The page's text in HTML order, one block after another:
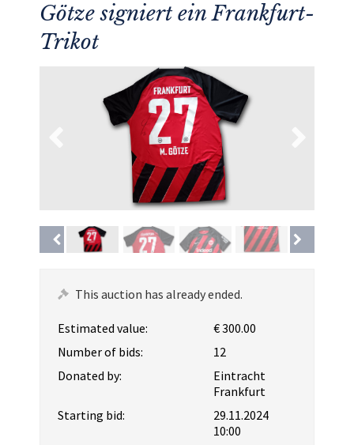
Götze signiert ein Frankfurt-
Trikot
This auction has already ended.
Estimated value:
€ 300.00
Number of bids:
12
Donated by:
Eintracht
Frankfurt
Starting bid:
29.11.2024
10:00